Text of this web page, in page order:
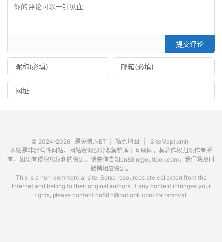
提交评论
© 2024-2026 是免费.NET 站点地图
SiteMap(.xml)
本站是非经营性网站，网站资源部分收集整理于互联网，其著作权归原作者所
有，如果有侵犯您权利的资源，请来信告知cn88in@outlook.com，我们将及时
撤销相应资源。
This is a non-commercial site. Some resources are collected from the
Internet and belong to their original authors. If any content infringes your
rights, please contact cn88in@outlook.com for removal.